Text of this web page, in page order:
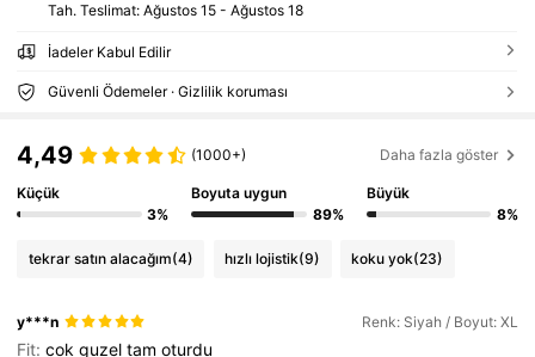
Tah. Teslimat: Ağustos 15 - Ağustos 18
İadeler Kabul Edilir
Güvenli Ödemeler · Gizlilik koruması
4,49 (1000+) Daha fazla göster
Küçük
3%
Boyuta uygun
89%
Büyük
8%
tekrar satın alacağım(4) hızlı lojistik(9) koku yok(23)
y***n Renk: Siyah / Boyut: XL
Fit:cokguzeltamoturdu